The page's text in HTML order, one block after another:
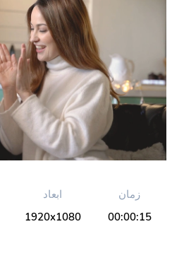
زمان
00:00:15
ابعاد
1920x1080